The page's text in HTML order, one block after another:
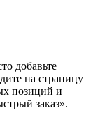
добавьте
на страницу
позиций и
заказ».